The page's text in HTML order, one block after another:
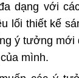
dạng với
lối thiết kế
ý tưởng mới
mình.